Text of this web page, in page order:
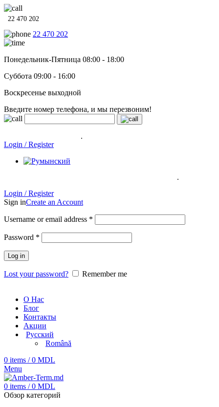
22 470 202
22 470 202
Понедельник-Пятница 08:00 - 18:00
Суббота 09:00 - 16:00
Воскресенье выходной
Введите номер телефона, и мы перезвоним!
.
Login / Register
.
Login / Register
Sign inCreate an Account
Username or email address *
Password *
Log in
Lost your password? Remember me
О Нас
Блог
Контакты
Акции
Русский
Română
0 items / 0 MDL
Menu
0 items / 0 MDL
Обзор категорий